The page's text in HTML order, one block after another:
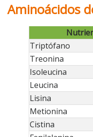
Aminoácidos
Triptófano
Treonina
Isoleucina
Leucina
Lisina
Metionina
Cistina